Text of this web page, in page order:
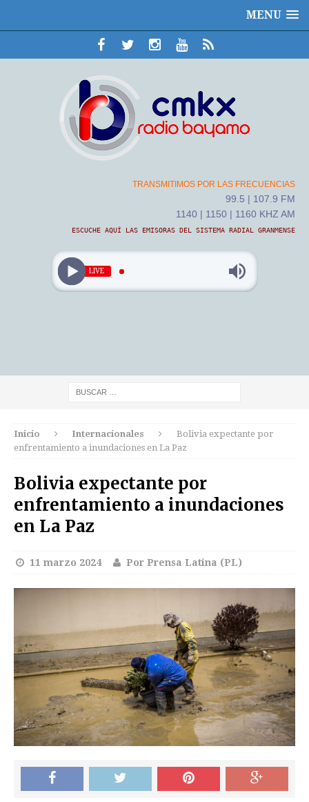
MENU
TRANSMITIMOS POR LAS FRECUENCIAS
99.5 | 107.9 FM
1140 | 1150 | 1160 KHZ AM
ESCUCHE AQUÍ LAS EMISORAS DEL SISTEMA RADIAL GRANMENSE
LIVE
Inicio Internacionales
Bolivia expectante por
enfrentamiento a inundaciones en La Paz
Bolivia expectante por
enfrentamiento a inundaciones
en La Paz
11 marzo 2024 Por Prensa Latina (PL)